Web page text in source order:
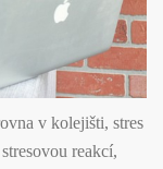
v kolejišti, stres
reakcí,